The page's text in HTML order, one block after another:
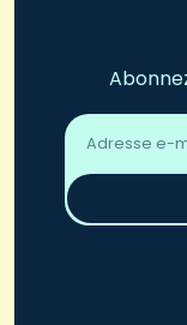
Adresse
email